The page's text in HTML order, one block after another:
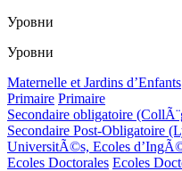
Уровни
Уровни
Maternelle et Jardins d’Enfants
Primaire Primaire
Secondaire obligatoire
Secondaire Post-Obligatoire
UniversitÃ©s, Ecoles
Ecoles Doctorales Ecoles